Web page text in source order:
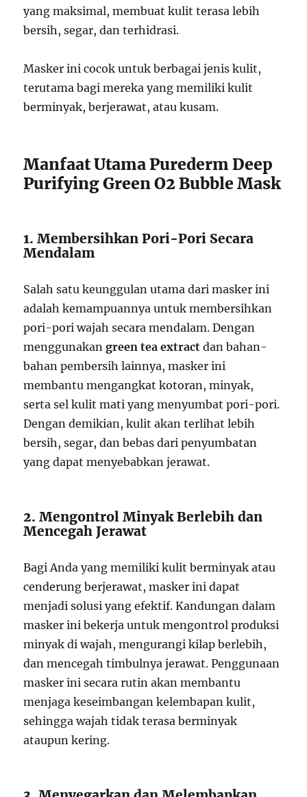
yang maksimal, membuat kulit terasa lebih
bersih, segar, dan terhidrasi.
Masker ini cocok untuk berbagai jenis kulit,
terutama bagi mereka yang memiliki kulit
berminyak, berjerawat, atau kusam.
Manfaat Utama Purederm Deep
Purifying Green O2 Bubble Mask
1. Membersihkan Pori-Pori Secara
Mendalam
Salah satu keunggulan utama dari masker ini
adalah kemampuannya untuk membersihkan
pori-pori wajah secara mendalam. Dengan
menggunakangreen tea extract dan bahan-
bahan pembersih lainnya, masker ini
membantu mengangkat kotoran, minyak,
serta sel kulit mati yang menyumbat pori-pori.
Dengan demikian, kulit akan terlihat lebih
bersih, segar, dan bebas dari penyumbatan
yang dapat menyebabkan jerawat.
2. Mengontrol Minyak Berlebih dan
Mencegah Jerawat
Bagi Anda yang memiliki kulit berminyak atau
cenderung berjerawat, masker ini dapat
menjadi solusi yang efektif. Kandungan dalam
masker ini bekerja untuk mengontrol produksi
minyak di wajah, mengurangi kilap berlebih,
dan mencegah timbulnya jerawat. Penggunaan
masker ini secara rutin akan membantu
menjaga keseimbangan kelembapan kulit,
sehingga wajah tidak terasa berminyak
ataupun kering.